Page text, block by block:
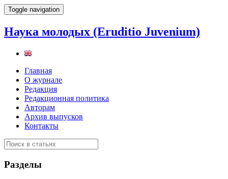
Toggle navigation
Наука молодых (Eruditio Juvenium)
Главная
О журнале
Редакция
Редакционная политика
Авторам
Архив выпусков
Контакты
Разделы